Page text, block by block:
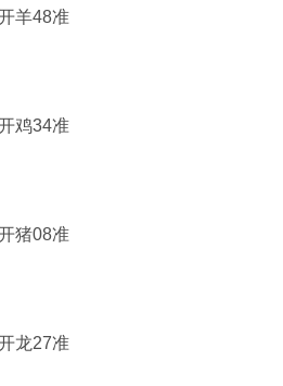
羊48准
鸡34准
猪08准
龙27准